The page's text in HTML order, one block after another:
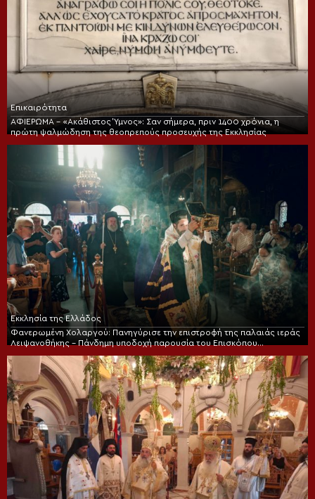
Επικαιρότητα
ΑΦΙΕΡΩΜΑ – «Ακάθιστος Ύμνος»: Σαν σήμερα, πριν 1400 χρόνια, η
πρώτη ψαλμώδηση της θεοπρεπούς προσευχής της Εκκλησίας
Εκκλησία της Ελλάδος
Φανερωμένη Χολαργού: Πανηγύρισε την επιστροφή της παλαιάς ιεράς
Λειψανοθήκης – Πάνδημη υποδοχή παρουσία του Επισκόπου